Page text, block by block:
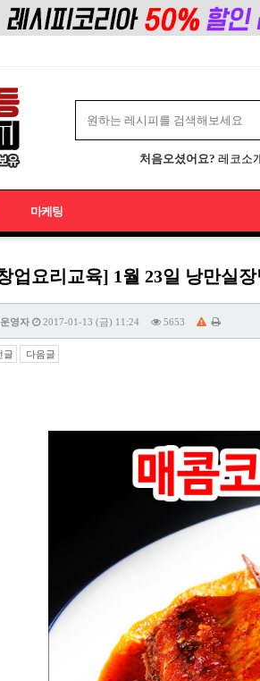
처음오셨어요? 레코소
마케팅
업요리교육] 1월 23일 낭만실
운영자 2017-01-13 (금) 11:24 5653
글 다음글